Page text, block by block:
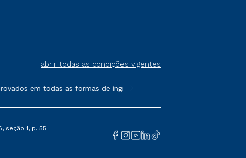
abrir todas as condições vigentes
em todas as formas de ingresso, exceto na prova on-line
**Semipresencial é um formato do
seção 1, p. 55